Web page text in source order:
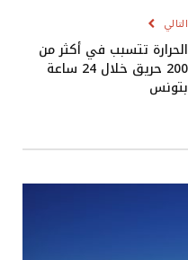
التالي
الحرارة تتسبب في أكثر من
200 حريق خلال 24 ساعة
بتونس